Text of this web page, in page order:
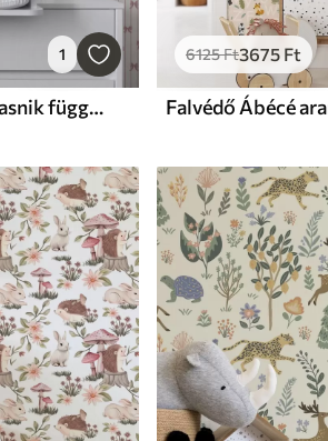
1
Falvédő Kis rózsaszín masnik függőleges csíkokkal
6125Ft3675 Ft